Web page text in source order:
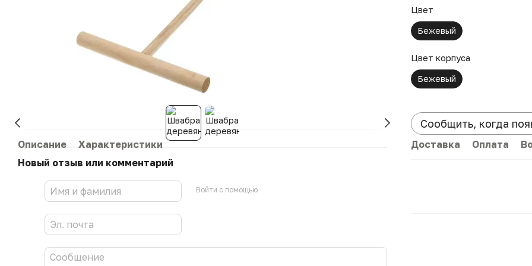
Описание
Характеристики
Новый отзыв или комментарий
Войти с помощью
Цвет
Бежевый
Цвет корпуса
Бежевый
Сообщить, когда
Доставка Оплата